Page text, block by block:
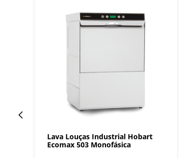
Lava Louças Industrial Hobart
Ecomax 503 Monofásica